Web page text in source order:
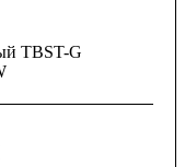
TBST-G